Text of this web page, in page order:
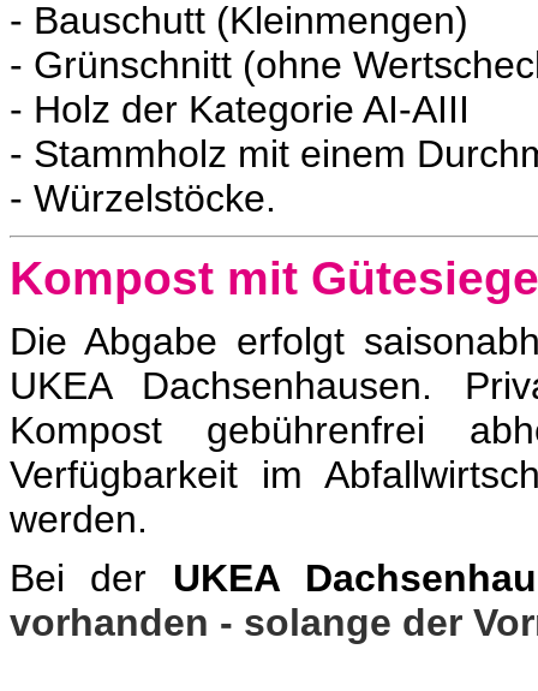
- Bauschutt (Kleinmengen)
- Grünschnitt (ohne
- Holz der Kategorie AI-AIII
- Stammholz mit einem
- Würzelstöcke.
Kompost mit
Die Abgabe erfolgt
UKEA Dachsenhausen.
Kompost gebührenfrei
Verfügbarkeit im
werden.
Bei der UKEA
vorhanden - solange der